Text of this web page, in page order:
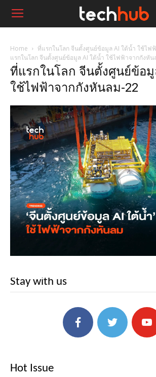
Home ที่แรกในโลก จีนตั้งศูนย์ข้อมูล AI ใต้น้ำ ใช้ไฟ
แรกในโลก จีนตั้งศูนย์ข้อมูล AI ใต้น้ำ ใช้ไฟฟ้าจากกังหัน
ที่แรกในโลก จีนตั้งศูนย์ข้อมู
ใช้ไฟฟ้าจากกังหันลม-22
Stay with us
Hot Issue